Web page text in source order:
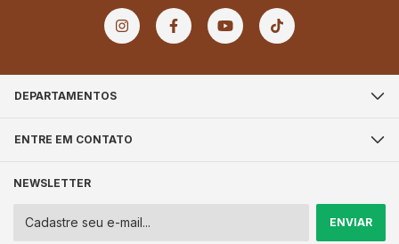
DEPARTAMENTOS
ENTRE EM CONTATO
NEWSLETTER